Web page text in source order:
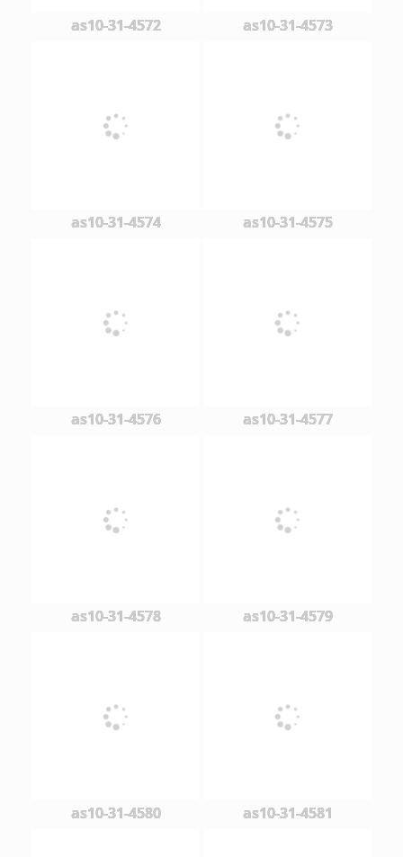
as10-31-4572 as10-31-4573
as10-31-4574 as10-31-4575
as10-31-4576 as10-31-4577
as10-31-4578 as10-31-4579
as10-31-4580 as10-31-4581